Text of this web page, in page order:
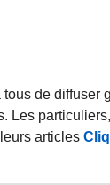
de diffuser
Les
articles